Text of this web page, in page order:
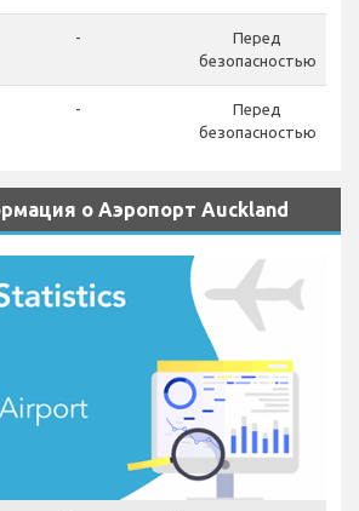
-
Перед
безопасностью
-
Перед
безопасностью
о Аэропорт Auckland